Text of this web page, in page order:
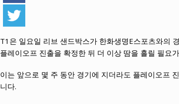
T1은 일요일 리브 샌드박스가 한화생명E스포츠와의
플레이오프 진출을 확정한 뒤 더 이상 땀을 흘릴 필요
이는 앞으로 몇 주 동안 경기에 지더라도 플레이오프
니다.